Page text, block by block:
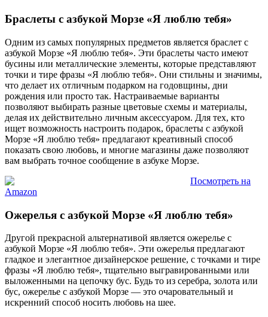
Браслеты с азбукой Морзе «Я люблю тебя»
Одним из самых популярных предметов является браслет с
азбукой Морзе «Я люблю тебя». Эти браслеты часто имеют
бусины или металлические элементы, которые представляют
точки и тире фразы «Я люблю тебя». Они стильны и значимы,
что делает их отличным подарком на годовщины, дни
рождения или просто так. Настраиваемые варианты
позволяют выбирать разные цветовые схемы и материалы,
делая их действительно личным аксессуаром. Для тех, кто
ищет возможность настроить подарок, браслеты с азбукой
Морзе «Я люблю тебя» предлагают креативный способ
показать свою любовь, и многие магазины даже позволяют
вам выбрать точное сообщение в азбуке Морзе.
Посмотреть на
Amazon
Ожерелья с азбукой Морзе «Я люблю тебя»
Другой прекрасной альтернативой является ожерелье с
азбукой Морзе «Я люблю тебя». Эти ожерелья предлагают
гладкое и элегантное дизайнерское решение, с точками и тире
фразы «Я люблю тебя», тщательно выгравированными или
выложенными на цепочку бус. Будь то из серебра, золота или
бус, ожерелье с азбукой Морзе — это очаровательный и
искренний способ носить любовь на шее.